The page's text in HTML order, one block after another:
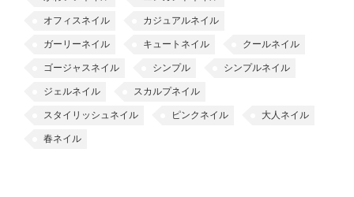
オフィスネイル カジュアルネイル
ガーリーネイル キュートネイル クールネイル
ゴージャスネイル シンプル シンプルネイル
ジェルネイル スカルプネイル
スタイリッシュネイル ピンクネイル 大人ネイル
春ネイル